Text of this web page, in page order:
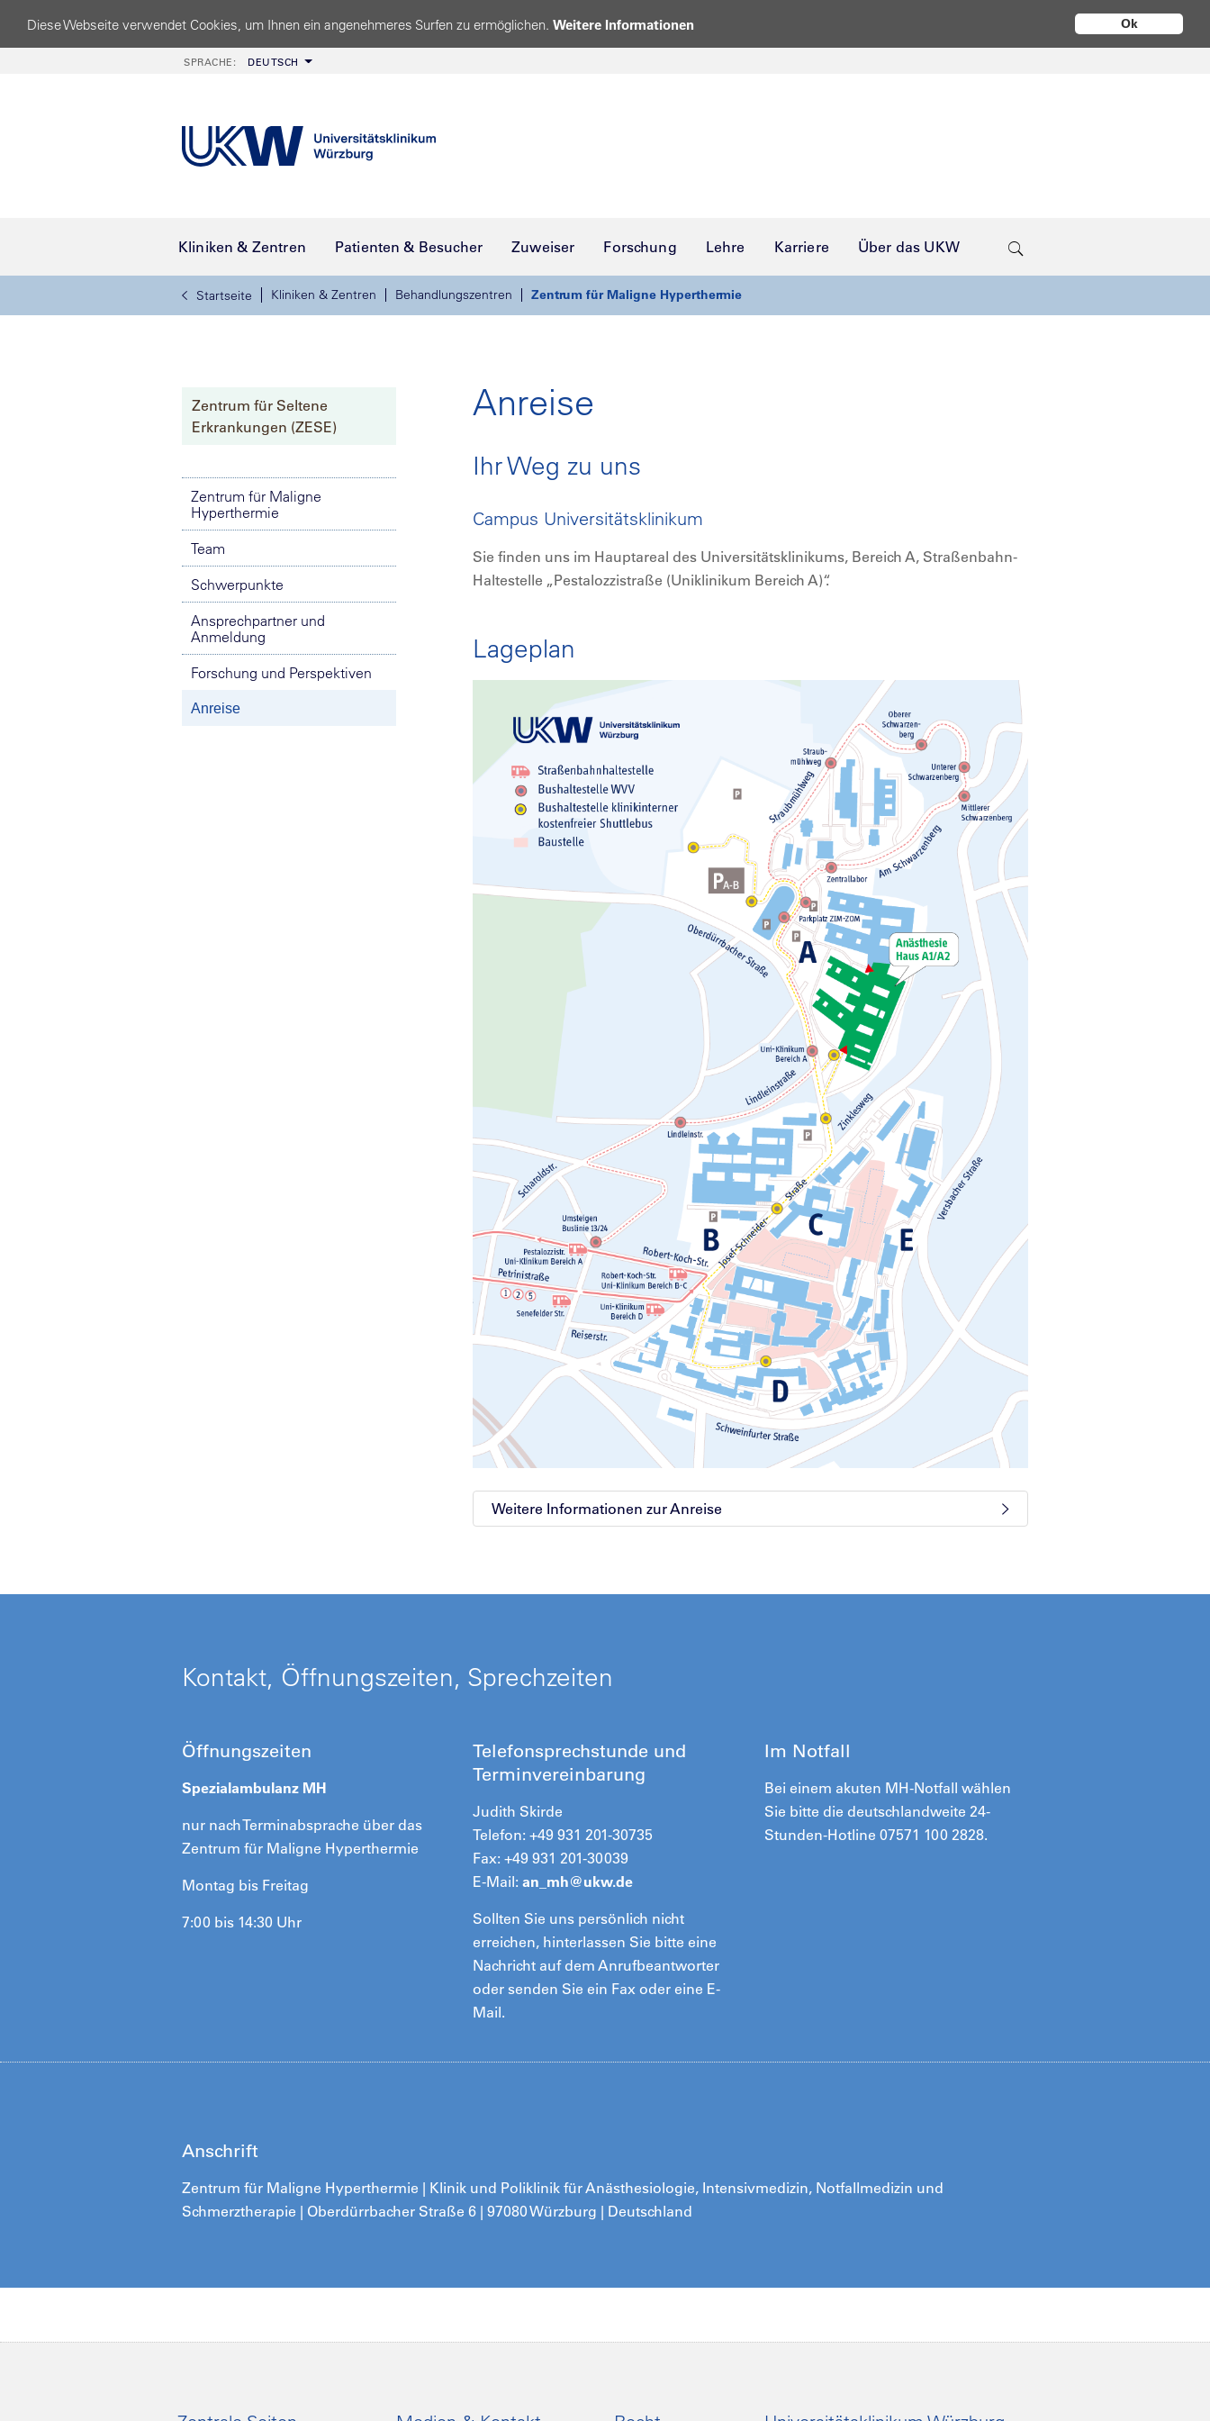
Ok
Diese Webseite verwendet Cookies, um Ihnen ein angenehmeres Surfen zu ermöglichen. Weitere Informationen
SPRACHE: DEUTSCH
Kliniken & Zentren Patienten & Besucher Zuweiser Forschung Lehre Karriere Über das UKW
Startseite Kliniken & Zentren Behandlungszentren Zentrum für Maligne Hyperthermie
Zentrum für Seltene
Erkrankungen (ZESE)
Zentrum für Maligne
Hyperthermie
Team
Schwerpunkte
Ansprechpartner und
Anmeldung
Forschung und Perspektiven
Anreise
Anreise
Ihr Weg zu uns
Campus Universitätsklinikum
Sie finden uns im Hauptareal des Universitätsklinikums, Bereich A, Straßenbahn-
Haltestelle „Pestalozzistraße (Uniklinikum Bereich A)“.
Lageplan
Weitere Informationen zur Anreise
Kontakt, Öffnungszeiten, Sprechzeiten
Öffnungszeiten
Spezialambulanz MH
nur nach Terminabsprache über das
Zentrum für Maligne Hyperthermie
Montag bis Freitag
7:00 bis 14:30 Uhr
Telefonsprechstunde und
Terminvereinbarung
Judith Skirde
Telefon: +49 931 201-30735
Fax: +49 931 201-30039
E-Mail:an_mh@ukw.de
Sollten Sie uns persönlich nicht
erreichen, hinterlassen Sie bitte eine
Nachricht auf dem Anrufbeantworter
oder senden Sie ein Fax oder eine E-
Mail.
Im Notfall
Bei einem akuten MH-Notfall wählen
Sie bitte die deutschlandweite 24-
Stunden-Hotline 07571 100 2828.
Anschrift
Zentrum für Maligne Hyperthermie | Klinik und Poliklinik für Anästhesiologie, Intensivmedizin, Notfallmedizin und
Schmerztherapie | Oberdürrbacher Straße 6 | 97080 Würzburg | Deutschland